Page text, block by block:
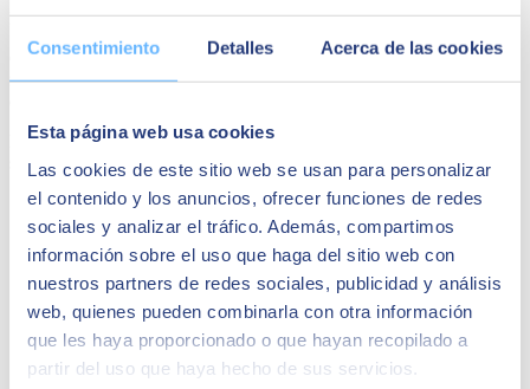
Consentimiento Detalles Acerca de las cookies
Esta página web usa cookies
Las cookies de este sitio web se usan para personalizar
el contenido y los anuncios, ofrecer funciones de redes
sociales y analizar el tráfico. Además, compartimos
información sobre el uso que haga del sitio web con
nuestros partners de redes sociales, publicidad y análisis
web, quienes pueden combinarla con otra información
que les haya proporcionado o que hayan recopilado a
partir del uso que haya hecho de sus servicios.
Presales Manager en SEIDOR
Con más de 25 años en el sector de consultoria IT, ejerciendo
funciones de gestión, venta y preventa de soluciones integradas,
Desde hace mas de 4 años es el Responsable de Preventa para
soluciones ERP S/4HANA y ByDesign en Seidor.
Quizá te puede interesar